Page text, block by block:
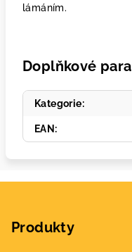
lámáním.
Doplňkové
Kategorie:
EAN :
Produkty